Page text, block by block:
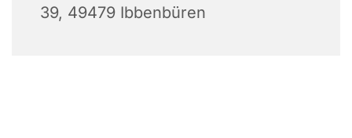
39, 49479 Ibbenbüren